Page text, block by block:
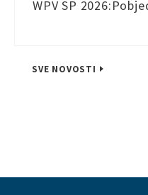
WPV SP
SVE NOVOSTI